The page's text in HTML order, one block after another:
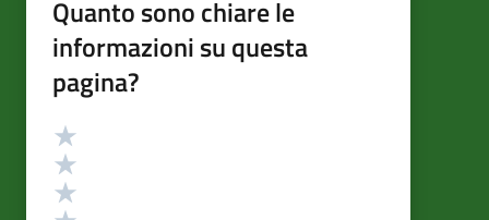
Quanto sono chiare le
informazioni su questa
pagina?
Valutazione